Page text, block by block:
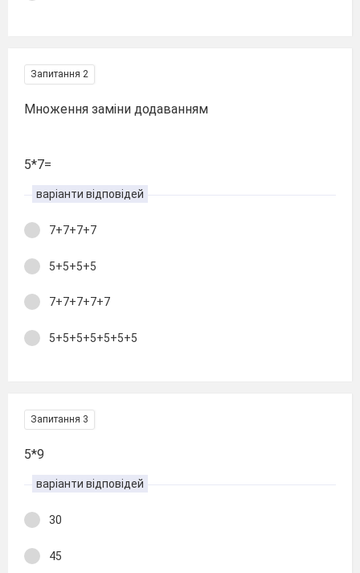
Запитання 2
Множення заміни додаванням
5*7=
варіанти відповідей
7+7+7+7
5+5+5+5
7+7+7+7+7
5+5+5+5+5+5+5
Запитання 3
5*9
варіанти відповідей
30
45